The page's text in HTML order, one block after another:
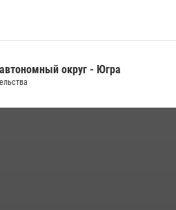
Росгвардии почтили память
округ - Югра